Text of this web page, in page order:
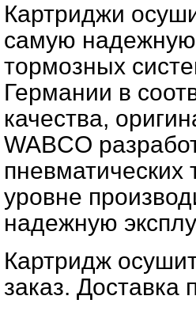
Картриджи
самую надежную
тормозных
Германии в
качества,
WABCO
уровне
надежную
Картридж
заказ. Доставка